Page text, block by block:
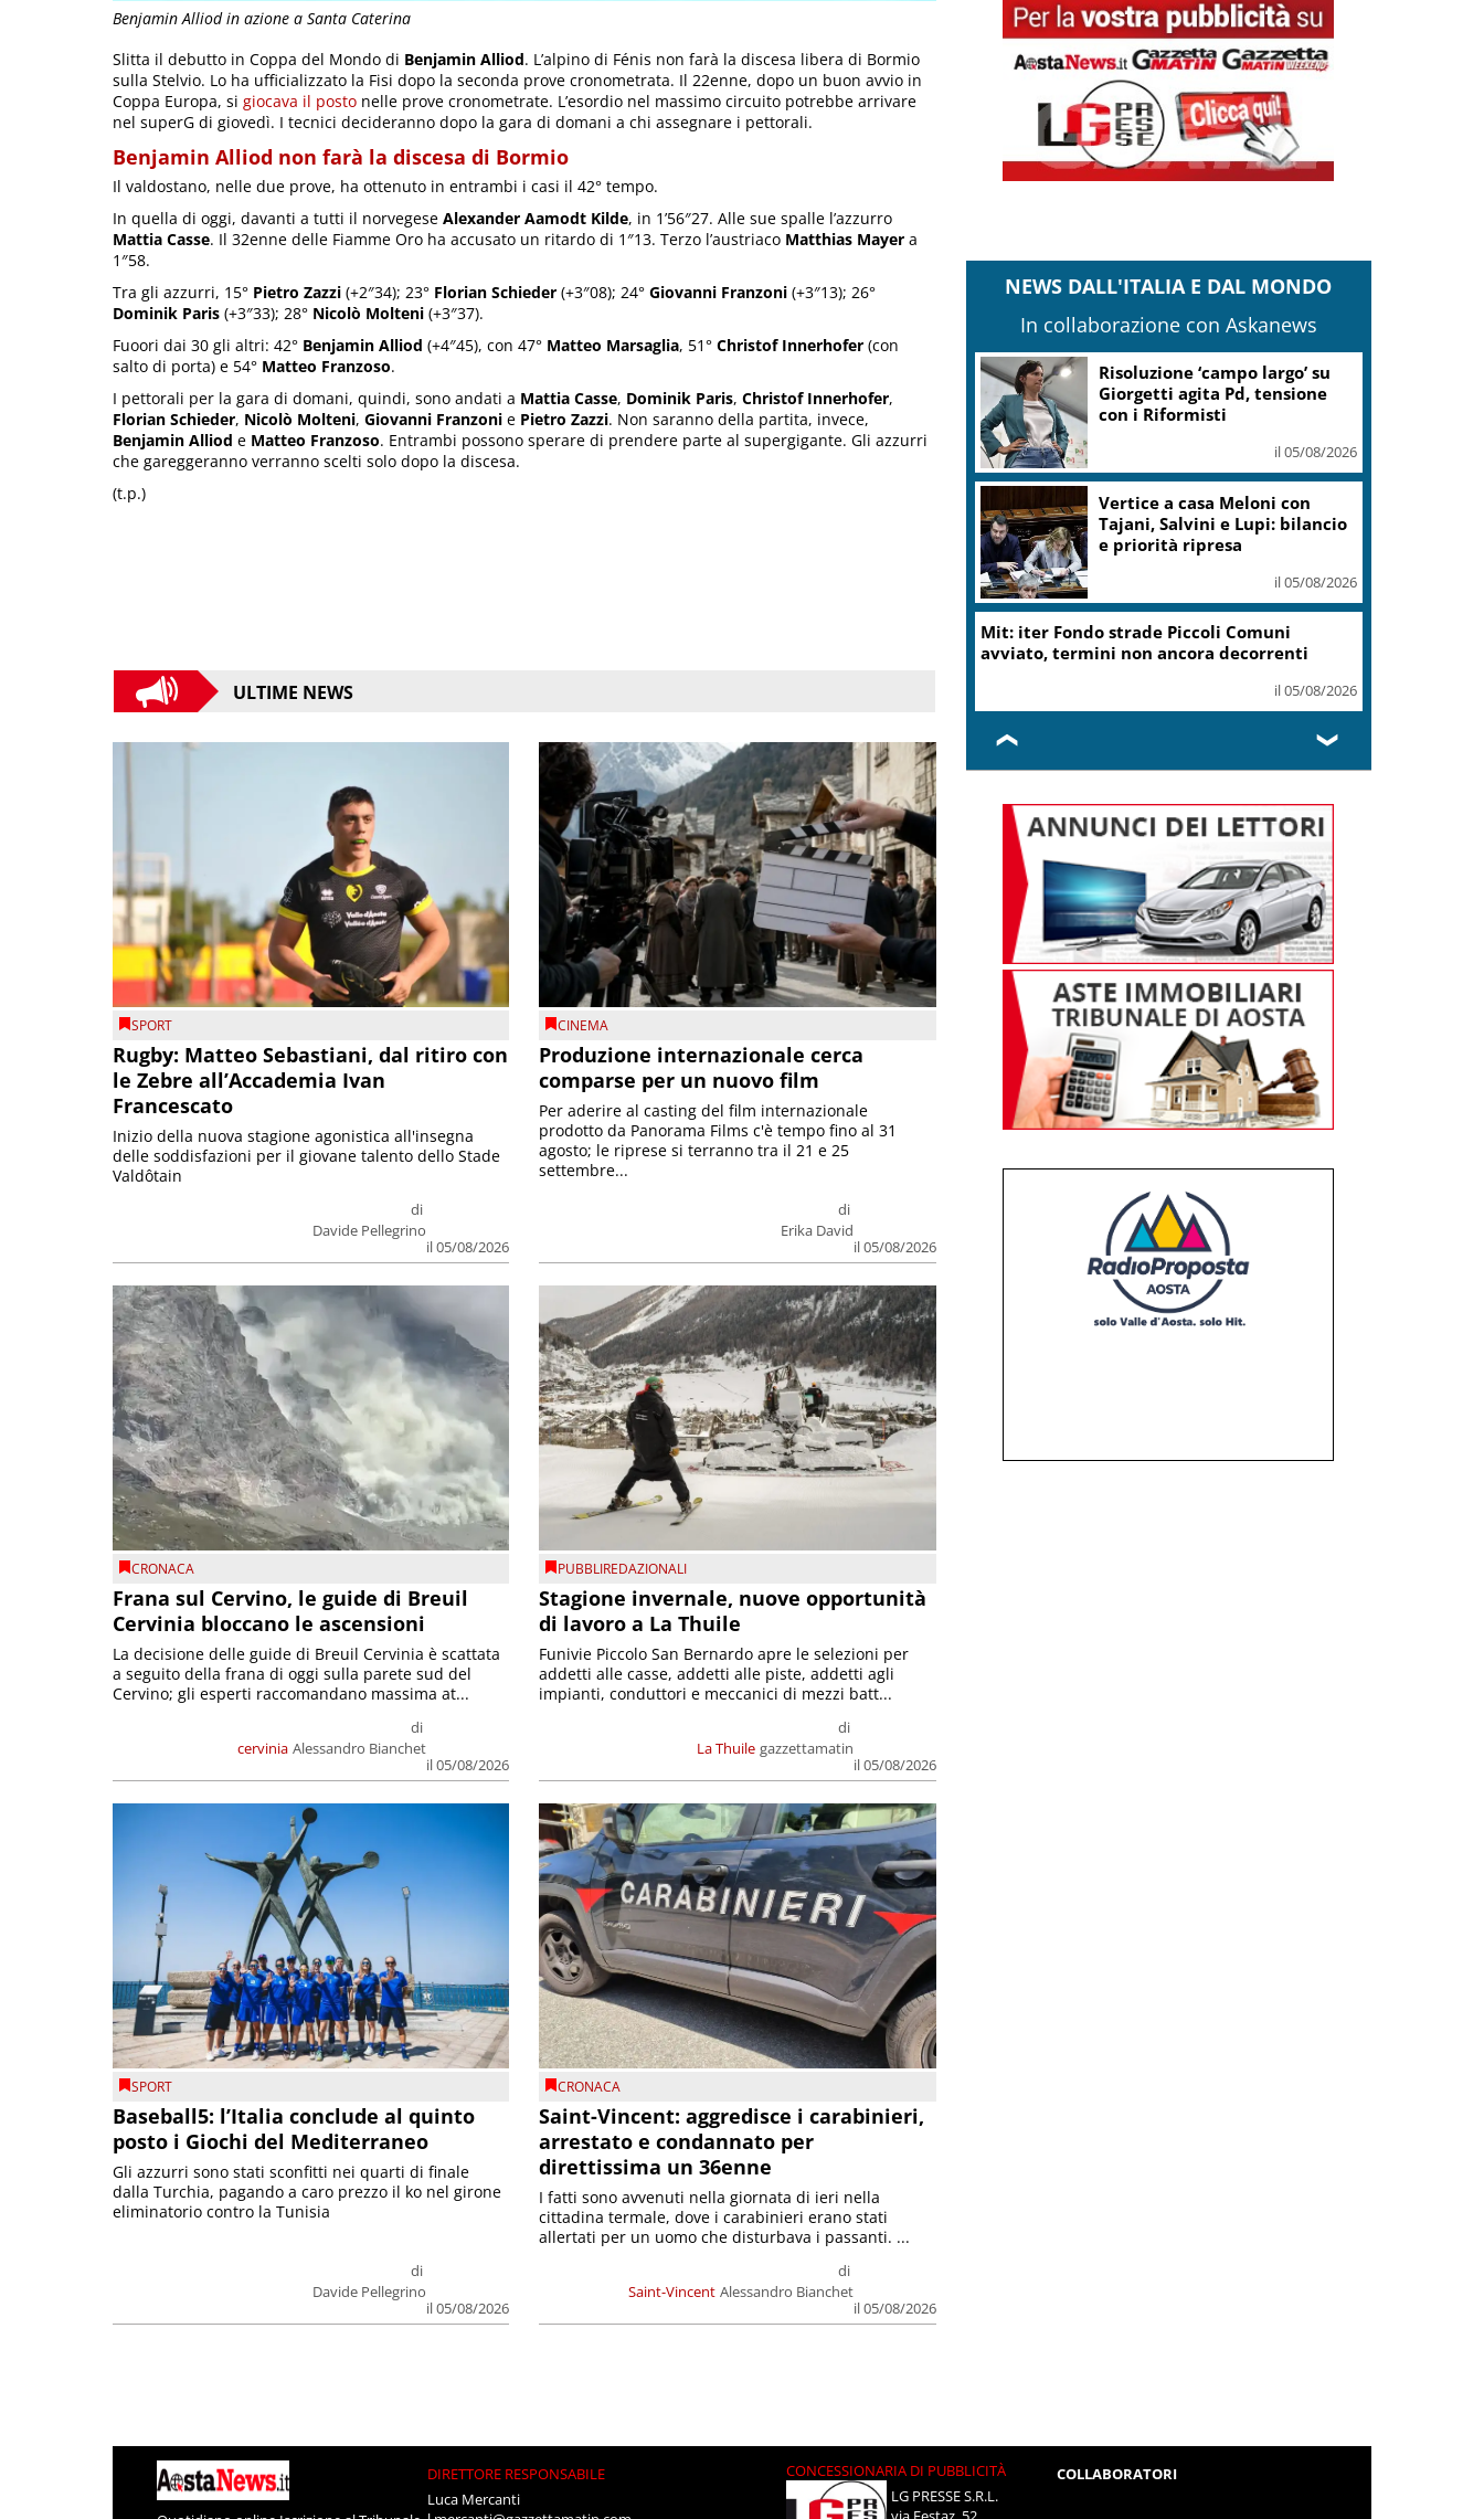
Benjamin Alliod in azione a Santa Caterina
Slitta il debutto in Coppa del Mondo di Benjamin Alliod. L’alpino di Fénis non farà la discesa libera di Bormio
sulla Stelvio. Lo ha ufficializzato la Fisi dopo la seconda prove cronometrata. Il 22enne, dopo un buon avvio in
Coppa Europa, si giocava il posto nelle prove cronometrate. L’esordio nel massimo circuito potrebbe arrivare
nel superG di giovedì. I tecnici decideranno dopo la gara di domani a chi assegnare i pettorali.
Benjamin Alliod non farà la discesa di Bormio
Il valdostano, nelle due prove, ha ottenuto in entrambi i casi il 42° tempo.
In quella di oggi, davanti a tutti il norvegese Alexander Aamodt Kilde, in 1’56″27. Alle sue spalle l’azzurro
Mattia Casse. Il 32enne delle Fiamme Oro ha accusato un ritardo di 1″13. Terzo l’austriaco Matthias Mayer a
1″58.
Tra gli azzurri, 15° Pietro Zazzi (+2″34); 23° Florian Schieder (+3″08); 24° Giovanni Franzoni (+3″13); 26°
Dominik Paris (+3″33); 28° Nicolò Molteni (+3″37).
Fuoori dai 30 gli altri: 42° Benjamin Alliod (+4″45), con 47° Matteo Marsaglia, 51° Christof Innerhofer (con
salto di porta) e 54° Matteo Franzoso.
I pettorali per la gara di domani, quindi, sono andati a Mattia Casse, Dominik Paris, Christof Innerhofer,
Florian Schieder, Nicolò Molteni, Giovanni Franzoni e Pietro Zazzi. Non saranno della partita, invece,
Benjamin Alliod e Matteo Franzoso. Entrambi possono sperare di prendere parte al supergigante. Gli azzurri
che gareggeranno verranno scelti solo dopo la discesa.
(t.p.)
ULTIME NEWS
SPORT
Rugby: Matteo Sebastiani, dal ritiro con
le Zebre all’Accademia Ivan
Francescato
di
Davide Pellegrino
il 05/08/2026
Inizio della nuova stagione agonistica all'insegna
delle soddisfazioni per il giovane talento dello Stade
Valdôtain
CINEMA
Produzione internazionale cerca
comparse per un nuovo film
di
Erika David
il 05/08/2026
Per aderire al casting del film internazionale
prodotto da Panorama Films c'è tempo fino al 31
agosto; le riprese si terranno tra il 21 e 25
settembre...
CRONACA
Frana sul Cervino, le guide di Breuil
Cervinia bloccano le ascensioni
cervinia
di
Alessandro Bianchet
il 05/08/2026
La decisione delle guide di Breuil Cervinia è scattata
a seguito della frana di oggi sulla parete sud del
Cervino; gli esperti raccomandano massima at...
PUBBLIREDAZIONALI
Stagione invernale, nuove opportunità
di lavoro a La Thuile
La Thuile
di
gazzettamatin
il 05/08/2026
Funivie Piccolo San Bernardo apre le selezioni per
addetti alle casse, addetti alle piste, addetti agli
impianti, conduttori e meccanici di mezzi batt...
SPORT
Baseball5: l’Italia conclude al quinto
posto i Giochi del Mediterraneo
di
Davide Pellegrino
il 05/08/2026
Gli azzurri sono stati sconfitti nei quarti di finale
dalla Turchia, pagando a caro prezzo il ko nel girone
eliminatorio contro la Tunisia
CRONACA
Saint-Vincent: aggredisce i carabinieri,
arrestato e condannato per
direttissima un 36enne
Saint-Vincent
di
Alessandro Bianchet
il 05/08/2026
I fatti sono avvenuti nella giornata di ieri nella
cittadina termale, dove i carabinieri erano stati
allertati per un uomo che disturbava i passanti. ...
NEWS DALL'ITALIA E DAL MONDO
In collaborazione con Askanews
Risoluzione ‘campo largo’ su
Giorgetti agita Pd, tensione
con i Riformisti
il 05/08/2026
Vertice a casa Meloni con
Tajani, Salvini e Lupi: bilancio
e priorità ripresa
il 05/08/2026
Mit: iter Fondo strade Piccoli Comuni
avviato, termini non ancora decorrenti
il 05/08/2026
❮ ❯
DIRETTORE RESPONSABILE
Luca Mercanti
CONCESSIONARIA DI PUBBLICITÀ
LG PRESSE S.R.L.
COLLABORATORI